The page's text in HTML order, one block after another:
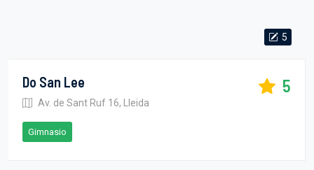
5
Do San Lee
Av. de Sant Ruf 16, Lleida
5
Gimnasio